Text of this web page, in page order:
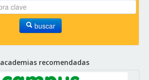
buscar
academias recomendadas